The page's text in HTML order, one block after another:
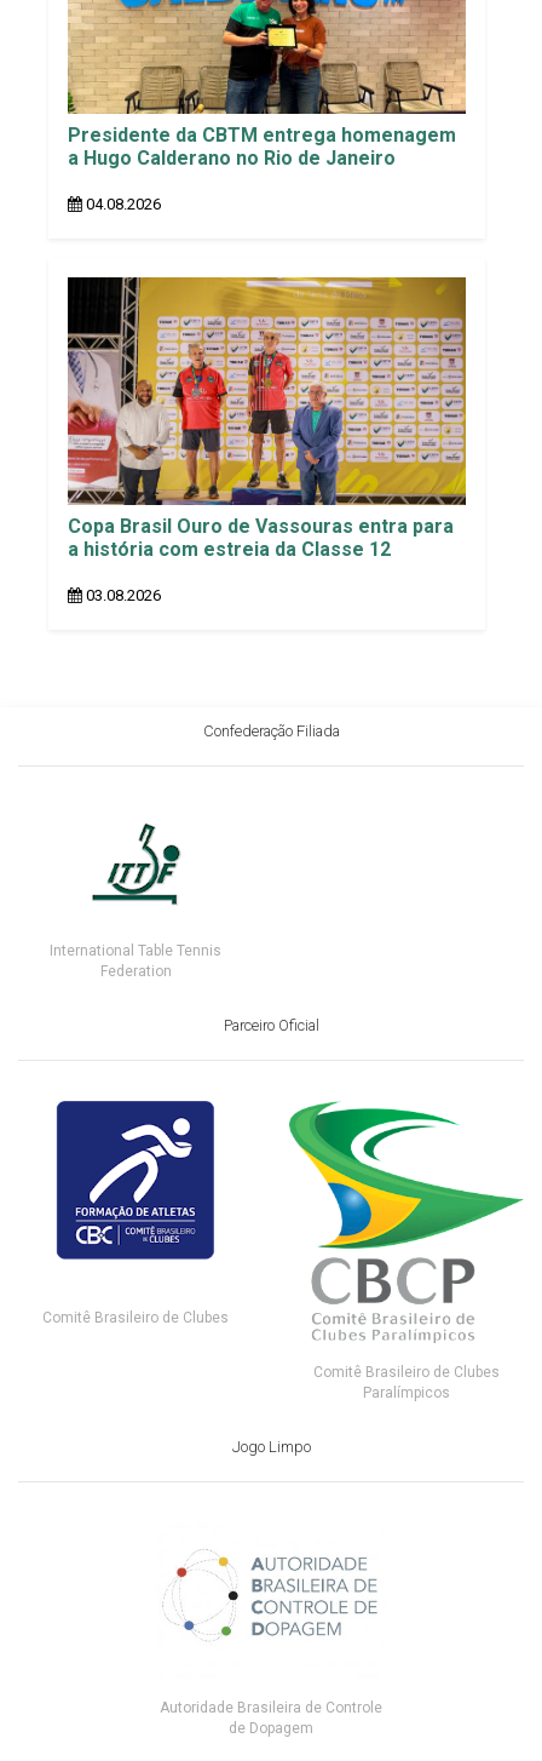
Presidente da CBTM entrega homenagem
a Hugo Calderano no Rio de Janeiro
04.08.2026
Copa Brasil Ouro de Vassouras entra para
a história com estreia da Classe 12
03.08.2026
Confederação Filiada
International Table Tennis
Federation
Parceiro Oficial
Comitê Brasileiro de Clubes
Comitê Brasileiro de Clubes
Paralímpicos
Jogo Limpo
Autoridade Brasileira de Controle
de Dopagem